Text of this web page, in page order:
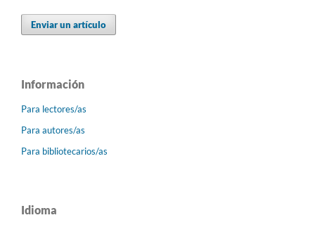
Enviar un artículo
Información
Para lectores/as
Para autores/as
Para bibliotecarios/as
Idioma